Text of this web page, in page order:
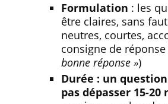
Formulation : les
être claires, sans
neutres, courtes,
consigne de réponse
bonne réponse »)
Durée : un
pas dépasser 15-20